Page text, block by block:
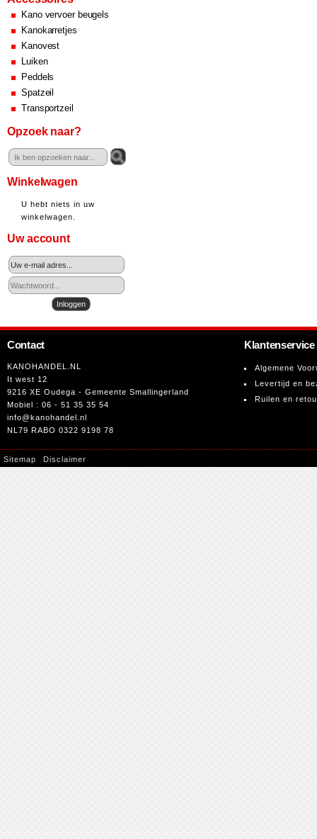
Kano vervoer beugels
Kanokarretjes
Kanovest
Luiken
Peddels
Spatzeil
Transportzeil
Opzoek naar?
Winkelwagen
U hebt niets in uw
winkelwagen.
Uw account
Contact
KANOHANDEL.NL
It west 12
9216 XE Oudega - Gemeente Smallingerland
Mobiel : 06 - 51 35 35 54
info@kanohandel.nl
NL79 RABO 0322 9198 78
Klantenservice
Algemene
Levertijd en
Ruilen en
Sitemap Disclaimer